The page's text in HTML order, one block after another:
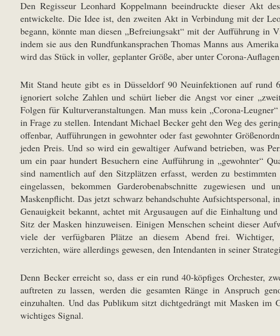
Den Regisseur Leonhard Koppelmann beeindruckte dieser Akt
entwickelte. Die Idee ist, den zweiten Akt in Verbindung mit der
begann, könnte man diesen „Befreiungsakt“ mit der Aufführung in
indem sie aus den Rundfunkansprachen Thomas Manns aus
wird das Stück in voller, geplanter Größe, aber unter Corona-
Mit Stand heute gibt es in Düsseldorf 90 Neuinfektionen auf rund
ignoriert solche Zahlen und schürt lieber die Angst vor einer
Folgen für Kulturveranstaltungen. Man muss kein „Corona-
in Frage zu stellen. Intendant Michael Becker geht den Weg des
offenbar, Aufführungen in gewohnter oder fast gewohnter
jeden Preis. Und so wird ein gewaltiger Aufwand betrieben, was
um ein paar hundert Besuchern eine Aufführung in „gewohnter“
sind namentlich auf den Sitzplätzen erfasst, werden zu
eingelassen, bekommen Garderobenabschnitte zugewiesen und
Maskenpflicht. Das jetzt schwarz behandschuhte Aufsichtspersonal,
Genauigkeit bekannt, achtet mit Argusaugen auf die Einhaltung
Sitz der Masken hinzuweisen. Einigen Menschen scheint dieser
viele der verfügbaren Plätze an diesem Abend frei. Wichtiger,
verzichten, wäre allerdings gewesen, den Intendanten in seiner
Denn Becker erreicht so, dass er ein rund 40-köpfiges Orchester,
auftreten zu lassen, werden die gesamten Ränge in Anspruch
einzuhalten. Und das Publikum sitzt dichtgedrängt mit Masken im
wichtiges Signal.